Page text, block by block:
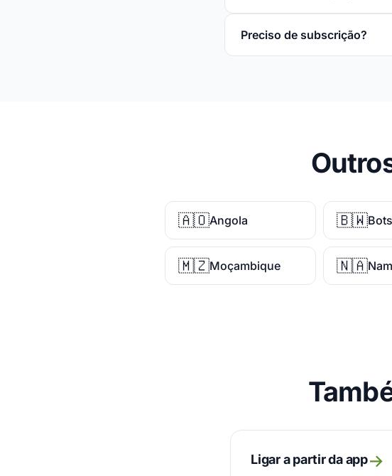
Preciso de subscrição?
🇦🇴Angola 🇧🇼
🇲🇿Moçambique 🇳🇦
Ligar a partir da app→